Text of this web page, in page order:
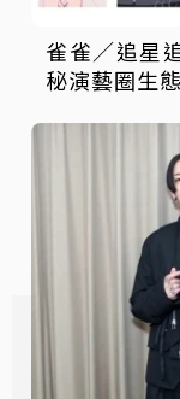
雀雀／追星
秘演藝圈生態